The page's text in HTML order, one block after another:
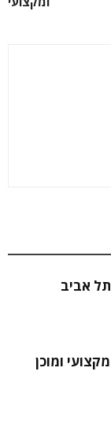
תל אביב
ומוכן